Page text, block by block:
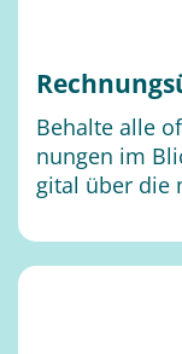
Be­hal­te alle
nun­gen im
gi­tal über die